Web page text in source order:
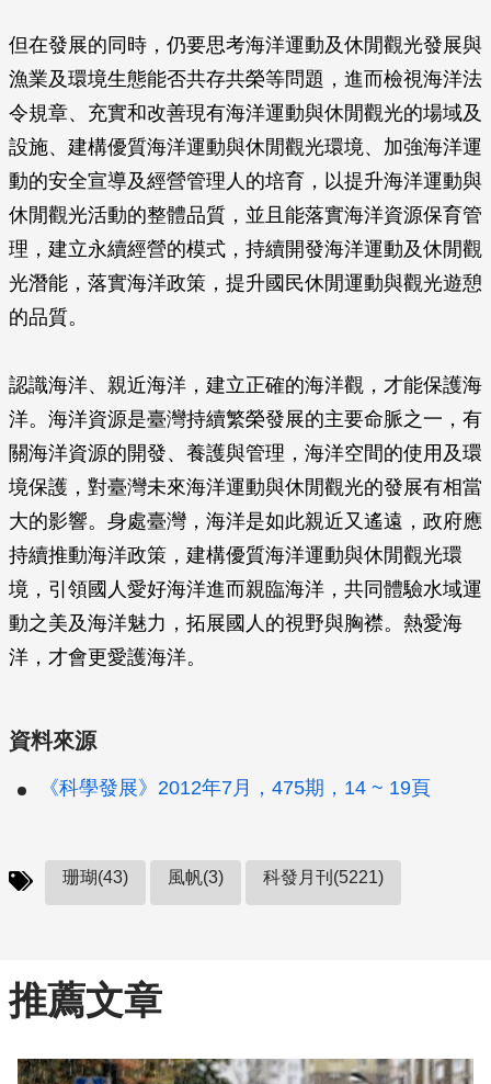
但在發展的同時，仍要思考海洋運動及休閒觀光發展與
漁業及環境生態能否共存共榮等問題，進而檢視海洋法
令規章、充實和改善現有海洋運動與休閒觀光的場域及
設施、建構優質海洋運動與休閒觀光環境、加強海洋運
動的安全宣導及經營管理人的培育，以提升海洋運動與
休閒觀光活動的整體品質，並且能落實海洋資源保育管
理，建立永續經營的模式，持續開發海洋運動及休閒觀
光潛能，落實海洋政策，提升國民休閒運動與觀光遊憩
的品質。
認識海洋、親近海洋，建立正確的海洋觀，才能保護海
洋。海洋資源是臺灣持續繁榮發展的主要命脈之一，有
關海洋資源的開發、養護與管理，海洋空間的使用及環
境保護，對臺灣未來海洋運動與休閒觀光的發展有相當
大的影響。身處臺灣，海洋是如此親近又遙遠，政府應
持續推動海洋政策，建構優質海洋運動與休閒觀光環
境，引領國人愛好海洋進而親臨海洋，共同體驗水域運
動之美及海洋魅力，拓展國人的視野與胸襟。熱愛海
洋，才會更愛護海洋。
資料來源
《科學發展》2012年7月，475期，14 ~ 19頁
珊瑚(43) 風帆(3) 科發月刊(5221)
推薦文章